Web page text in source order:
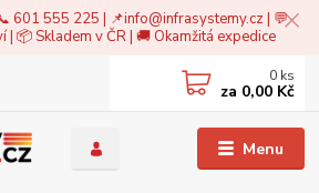
601 555 225 | 📌info@infrasystemy.cz| 💬
📦 Skladem v ČR | 🚚 Okamžitá expedice
Menu
0 ks
za 0,00 Kč